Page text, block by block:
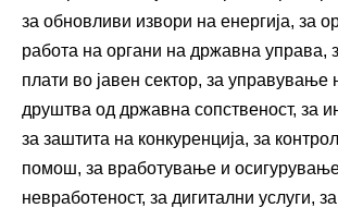
за обновливи извори на енергија, за
работа на органи на државна управа,
плати во јавен сектор, за управување
друштва од државна сопственост, за
за заштита на конкуренција, за
помош, за вработување и осигурување
невработеност, за дигитални услуги,